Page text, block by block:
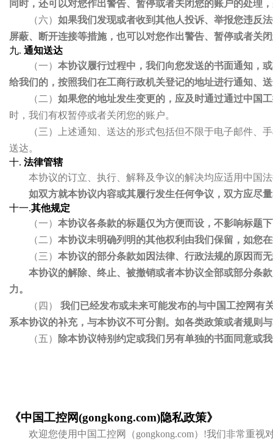
同时，还可以对您作出警告、暂停或者关闭您的账户的处理
（六） 如果我们发现或者收到其他人投诉、举报您违反
屏蔽、断开连接等措施，也可以对您作出警告、暂停或者关
九. 通知送达
（一） 本协议履行过程中，我们向您发送的书面通知，
给我们的，按照我们在工商行政机关登记的地址进行通知、
（二） 如果您的地址发生变更的，应及时通过通过中国
时，我们有权暂停或者关闭您的账户。
（三）上述通知、送达的形式包括但不限于电子邮件
送达。
十. 法律管辖
本协议的订立、执行、解释及争议的解决均应适用中国
如双方就本协议内容或其履行发生任何争议，双方应尽
十一.其他规定
（一） 本协议各条款的标题仅为方便而设，不影响标题
（二） 本协议未明确列明的其他权利由我们保留，如您
（三） 本协议的部分条款如因法律、行政法规的原因而
本协议的解除、终止、被撤销或者本协议全部或部分条
力。
（四）
我们已经发布或未来可能发布的与中国工控网有
系本协议的补充，与本协议不可分割。如各类政策或者规则
（五）
除本协议特别约定或我们另有单独的书面同意或
《中国工控网(gongkong.com)隐私政策》
欢迎您使用中国工控网（gongkong.com）!我们非常重